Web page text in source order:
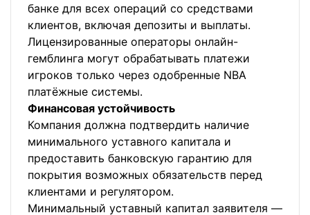
банке для всех операций со средствами
клиентов, включая депозиты и выплаты.
Лицензированные операторы онлайн-
гемблинга могут обрабатывать платежи
игроков только через одобренные NBA
платёжные системы.
Финансовая устойчивость
Компания должна подтвердить наличие
минимального уставного капитала и
предоставить банковскую гарантию для
покрытия возможных обязательств перед
клиентами и регулятором.
Минимальный уставный капитал заявителя —